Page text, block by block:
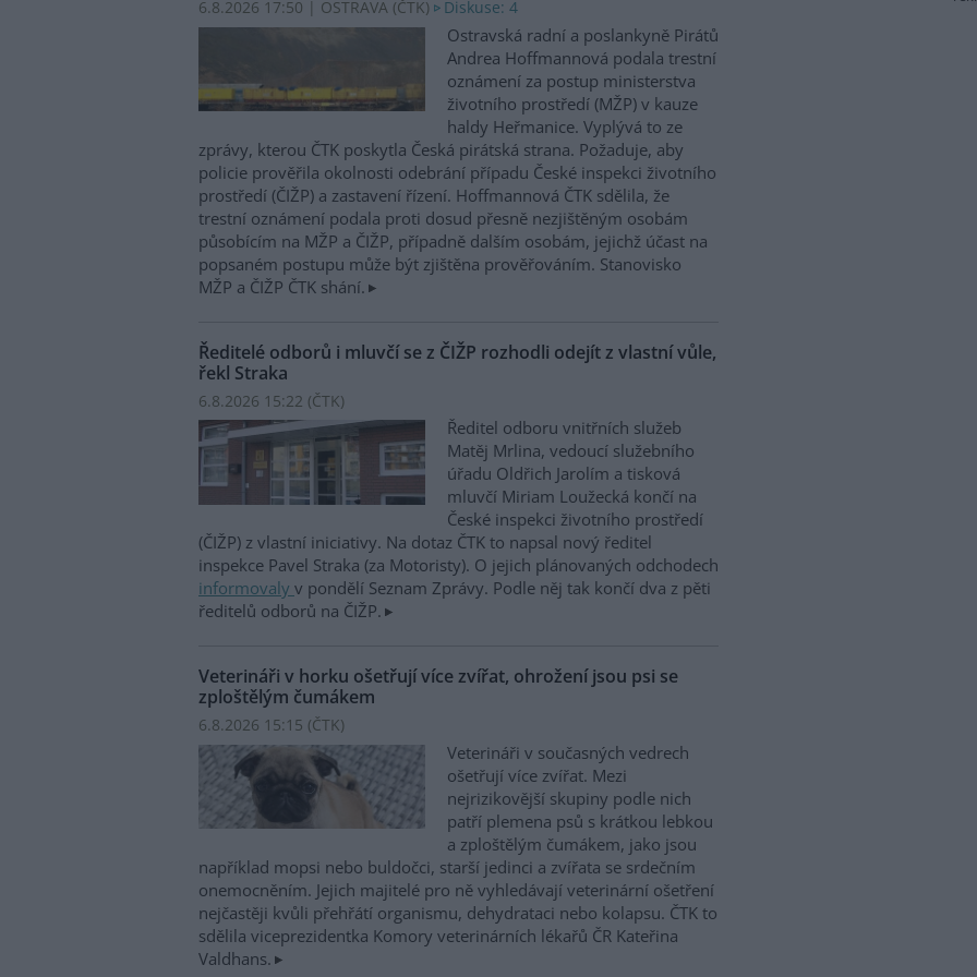
6.8.2026 17:50 | OSTRAVA (ČTK) Diskuse: 4
Ostravská radní a poslankyně Pirátů
Andrea Hoffmannová podala trestní
oznámení za postup ministerstva
životního prostředí (MŽP) v kauze
haldy Heřmanice. Vyplývá to ze
zprávy, kterou ČTK poskytla Česká pirátská strana. Požaduje, aby
policie prověřila okolnosti odebrání případu České inspekci životního
prostředí (ČIŽP) a zastavení řízení. Hoffmannová ČTK sdělila, že
trestní oznámení podala proti dosud přesně nezjištěným osobám
působícím na MŽP a ČIŽP, případně dalším osobám, jejichž účast na
popsaném postupu může být zjištěna prověřováním. Stanovisko
MŽP a ČIŽP ČTK shání.
Ředitelé odborů i mluvčí se z ČIŽP rozhodli odejít z vlastní vůle,
řekl Straka
6.8.2026 15:22 (ČTK)
Ředitel odboru vnitřních služeb
Matěj Mrlina, vedoucí služebního
úřadu Oldřich Jarolím a tisková
mluvčí Miriam Loužecká končí na
České inspekci životního prostředí
(ČIŽP) z vlastní iniciativy. Na dotaz ČTK to napsal nový ředitel
inspekce Pavel Straka (za Motoristy). O jejich plánovaných odchodech
informovaly v pondělí Seznam Zprávy. Podle něj tak končí dva z pěti
ředitelů odborů na ČIŽP.
Veterináři v horku ošetřují více zvířat, ohrožení jsou psi se
zploštělým čumákem
6.8.2026 15:15 (ČTK)
Veterináři v současných vedrech
ošetřují více zvířat. Mezi
nejrizikovější skupiny podle nich
patří plemena psů s krátkou lebkou
a zploštělým čumákem, jako jsou
například mopsi nebo buldočci, starší jedinci a zvířata se srdečním
onemocněním. Jejich majitelé pro ně vyhledávají veterinární ošetření
nejčastěji kvůli přehřátí organismu, dehydrataci nebo kolapsu. ČTK to
sdělila viceprezidentka Komory veterinárních lékařů ČR Kateřina
Valdhans.